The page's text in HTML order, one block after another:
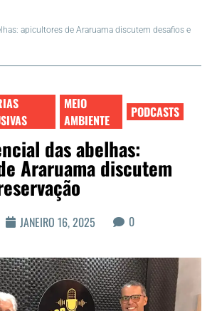
apicultores de Araruama discutem desafios e
MEIO
AMBIENTE
PODCASTS
das abelhas:
Araruama discutem
JANEIRO 16, 2025 0